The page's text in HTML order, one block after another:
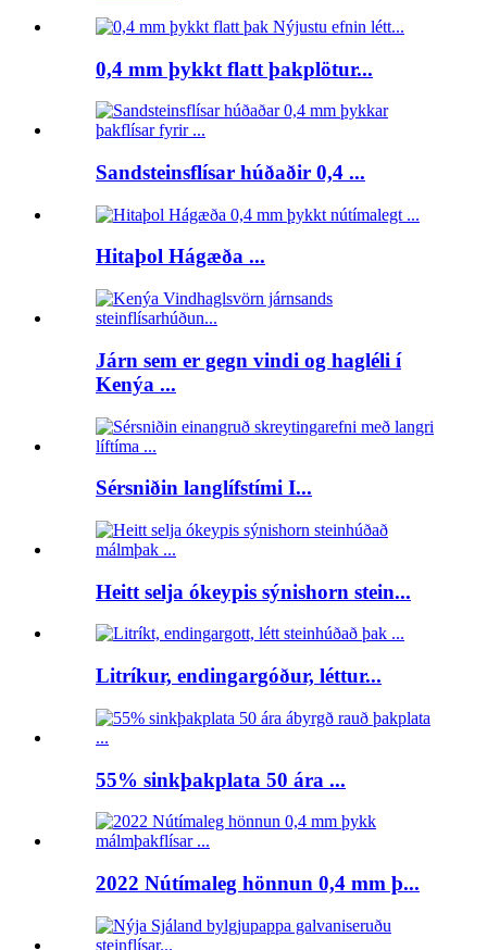
0,4 mm þykkt flatt þakplötur...
Sandsteinsflísar húðaðir 0,4 ...
Hitaþol Hágæða ...
Járn sem er gegn vindi og hagléli í
Kenýa ...
Sérsniðin langlífstími I...
Heitt selja ókeypis sýnishorn stein...
Litríkur, endingargóður, léttur...
55% sinkþakplata 50 ára ...
2022 Nútímaleg hönnun 0,4 mm þ...